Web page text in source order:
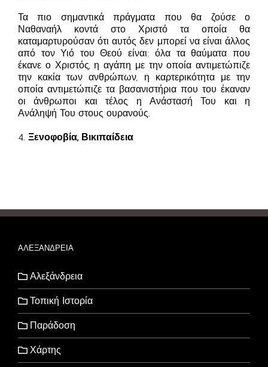
Τα πιο σημαντικά πράγματα που θα ζούσε ο
Ναθαναήλ κοντά στο Χριστό τα οποία θα
καταμαρτυρούσαν ότι αυτός δεν μπορεί να είναι άλλος
από τον Υιό του Θεού είναι: όλα τα θαύματα που
έκανε ο Χριστός, η αγάπη με την οποία αντιμετώπιζε
την κακία των ανθρώπων, η καρτερικότητα με την
οποία αντιμετώπιζε τα βασανιστήρια που του έκαναν
οι άνθρωποι και τέλος η Ανάστασή Του και η
Ανάληψή Του στους ουρανούς.
4. Ξενοφοβία, Βικιπαίδεια
ΑΛΕΞΑΝΔΡΕΙΑ
Αλεξάνδρεια
Τοπική Ιστορία
Παράδοση
Χάρτης